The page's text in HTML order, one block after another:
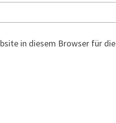
in diesem Browser für die